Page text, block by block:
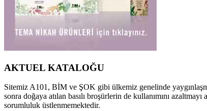
AKTUEL KATALOĞU
Sitemiz A101, BİM ve ŞOK gibi ülkemiz genelinde
sonra doğaya atılan basılı broşürlerin de kullanımını azaltmayı
sorumluluk üstlenmemektedir.